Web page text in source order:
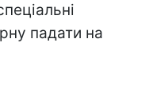
падати на